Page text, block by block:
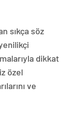
sıkça söz
dikkat
özel
ve